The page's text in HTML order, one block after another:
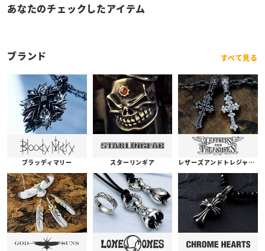
あなたのチェックしたアイテム
ブランド すべて見る
ブラッディマリー スターリンギア レザーズアンドトレジャーズ